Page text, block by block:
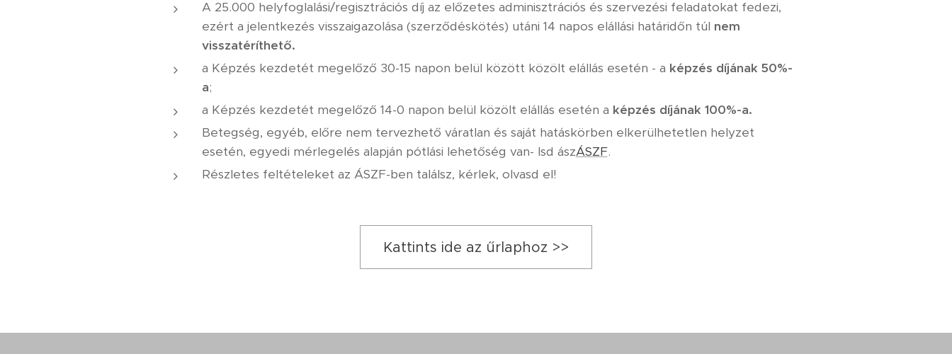
A 25.000 helyfoglalási/regisztrációs díj az előzetes adminisztrációs és szervezési feladatokat fedezi,
ezért a jelentkezés visszaigazolása (szerződéskötés) utáni 14 napos elállási határidőn túl nem
visszatéríthető.
a Képzés kezdetét megelőző 30-15 napon belül között közölt elállás esetén - a képzés díjának 50%-
a;
a Képzés kezdetét megelőző 14-0 napon belül közölt elállás esetén a képzés díjának 100%-a.
Betegség, egyéb, előre nem tervezhető váratlan és saját hatáskörben elkerülhetetlen helyzet
esetén, egyedi mérlegelés alapján pótlási lehetőség van- lsd ászÁSZF.
Részletes feltételeket az ÁSZF-ben találsz, kérlek, olvasd el!
Kattints ide az űrlaphoz >>